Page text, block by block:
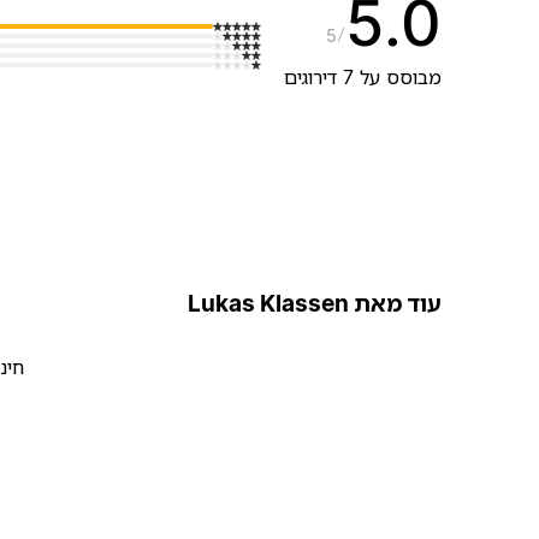
5.0
5
מבוסס על 7 דירוגים
עוד מאת Lukas Klassen